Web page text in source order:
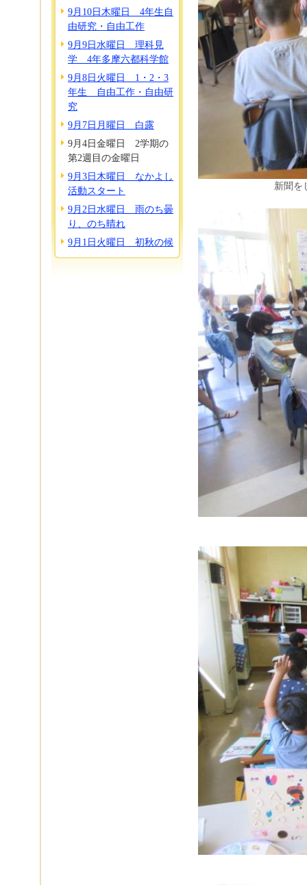
9月10日木曜日 4年生自
由研究・自由工作
9月9日水曜日 理科見
学 4年多摩六都科学館
9月8日火曜日 1・2・3
年生 自由工作・自由研
究
9月7日月曜日 白露
9月4日金曜日 2学期の
第2週目の金曜日
9月3日木曜日 なかよし
活動スタート
9月2日水曜日 雨のち曇
り、のち晴れ
9月1日火曜日 初秋の候
新聞を